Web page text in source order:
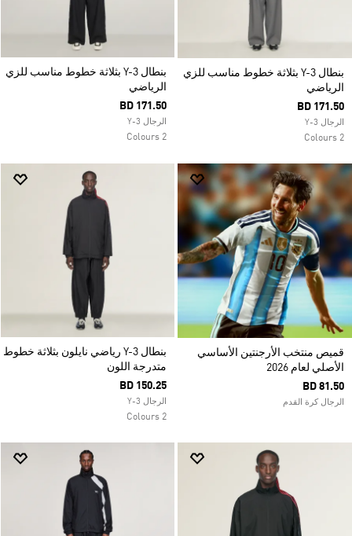
بنطال Y-3 بثلاثة خطوط مناسب للزي
الرياضي
BD 171.50
الرجال Y-3
2 Colours
بنطال Y-3 بثلاثة خطوط مناسب للزي
الرياضي
BD 171.50
الرجال Y-3
2 Colours
قميص منتخب الأرجنتين الأساسي
الأصلي لعام 2026
BD 81.50
الرجال كرة القدم
بنطال Y-3 رياضي نايلون بثلاثة خطوط
متدرجة اللون
BD 150.25
الرجال Y-3
2 Colours